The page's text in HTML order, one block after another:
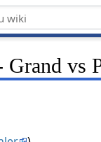
Grand vs